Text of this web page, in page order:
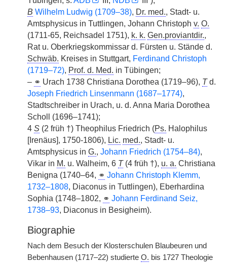
B Wilhelm Ludwig (1709–38), Dr. med., Stadt- u.
Amtsphysicus in Tuttlingen, Johann Christoph v. O.
(1711-65, Reichsadel 1751), k. k. Gen.proviantdir.,
Rat u. Oberkriegskommissar d. Fürsten u. Stände d.
Schwäb. Kreises in Stuttgart, Ferdinand Christoph
(1719–72), Prof. d. Med. in Tübingen;
– ⚭ Urach 1738 Christiana Dorothea (1719–96), Td.
Joseph Friedrich Linsenmann (1687–1774),
Stadtschreiber in Urach, u. d. Anna Maria Dorothea
Scholl (1696–1741);
4 S (2 früh †) Theophilus Friedrich (Ps. Halophilus
[Irenäus], 1750-1806), Lic. med., Stadt- u.
Amtsphysicus in G., Johann Friedrich (1754–84),
Vikar in M. u. Walheim, 6 T(4 früh †), u. a. Christiana
Benigna (1740–64, ⚭ Johann Christoph Klemm,
1732–1808, Diaconus in Tuttlingen), Eberhardina
Sophia (1748–1802, ⚭ Johann Ferdinand Seiz,
1738–93, Diaconus in Besigheim).
Biographie
Nach dem Besuch der Klosterschulen Blaubeuren und
Bebenhausen (1717–22) studierte O. bis 1727 Theologie